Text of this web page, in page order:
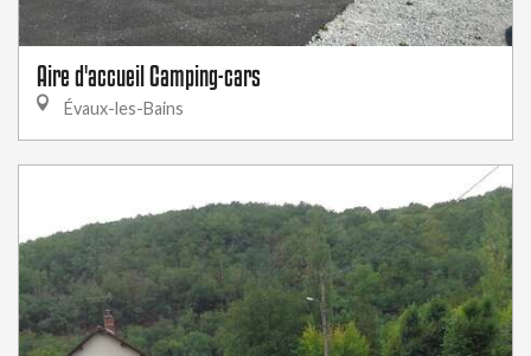
Aire d'accueil Camping-cars
Évaux-les-Bains